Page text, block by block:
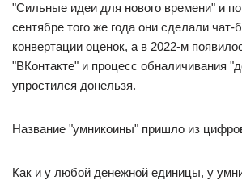
"Сильные идеи для нового времени" и
сентябре того же года они сделали чат-
конвертации оценок, а в 2022-м
"ВКонтакте" и процесс обналичивания
упростился донельзя.
Название "умникоины" пришло из
Как и у любой денежной единицы, у